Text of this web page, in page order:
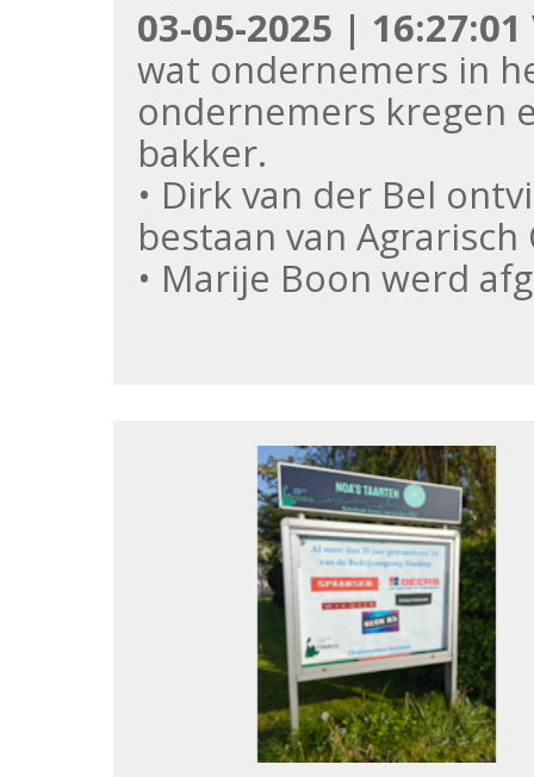
03-05-2025 | 16:27:01
wat ondernemers in
ondernemers kregen
bakker.
• Dirk van der Bel
bestaan van
• Marije Boon werd